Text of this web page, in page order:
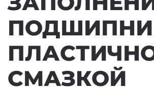
СМАЗКОЙ